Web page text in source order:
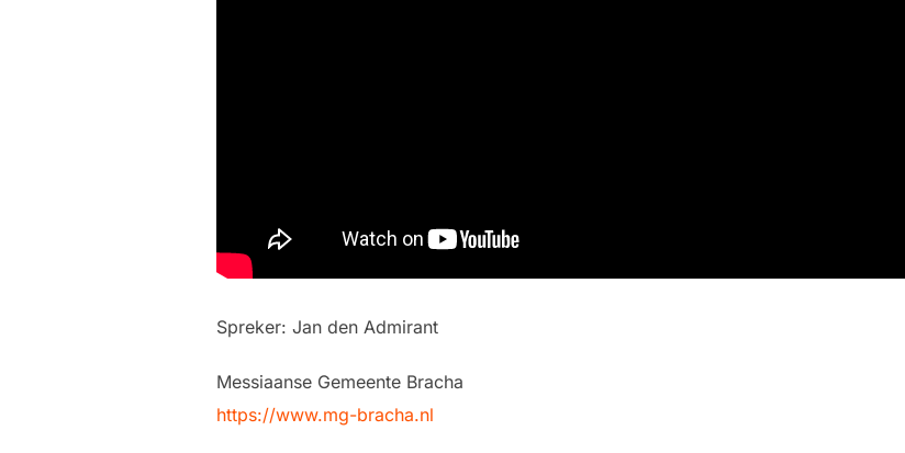
Spreker: Jan den Admirant
Messiaanse Gemeente Bracha
https://www.mg-bracha.nl